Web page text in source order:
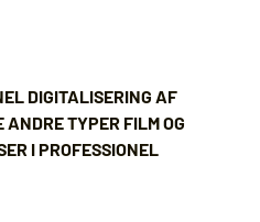
DIGITALISERING AF
TYPER FILM OG
I PROFESSIONEL